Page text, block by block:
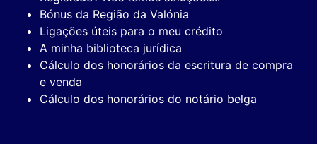
Bónus da Região da Valónia
Ligações úteis para o meu crédito
A minha biblioteca jurídica
Cálculo dos honorários da escritura de compra
e venda
Cálculo dos honorários do notário belga